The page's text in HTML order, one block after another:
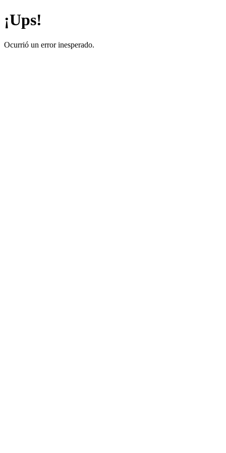
¡Ups!
Ocurrió un error inesperado.